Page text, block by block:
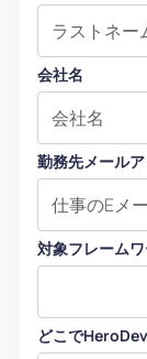
会社名
勤務先メール
対象フレームワ
どこで